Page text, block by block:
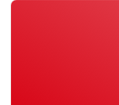
على وتيرتك الخاصة
وقيمة